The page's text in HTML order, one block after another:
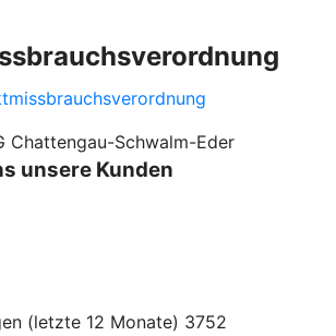
Chattengau-Schwalm-Eder
unsere Kunden
(letzte 12 Monate) 3752